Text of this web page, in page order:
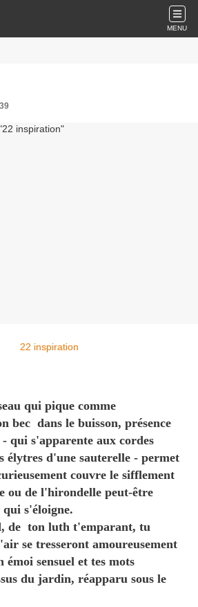
MENU
qui pique comme
bec dans le buisson, présence
qui s'apparente aux cordes
élytres d'une sauterelle - permet
couvre le sifflement
ou de l'hirondelle peut-être
s'éloigne.
de ton luth t'emparant, tu
se tresseront amoureusement
émoi sensuel et tes mots
du jardin, réapparu sous le